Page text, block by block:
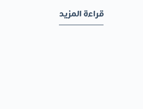
قراءة المزيد